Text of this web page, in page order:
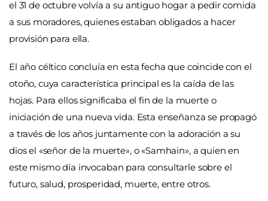
el 31 de octubre volvía a su antiguo hogar a pedir comida
a sus moradores, quienes estaban obligados a hacer
provisión para ella.
El año céltico concluía en esta fecha que coincide con el
otoño, cuya característica principal es la caída de las
hojas. Para ellos significaba el fin de la muerte o
iniciación de una nueva vida. Esta enseñanza se propagó
a través de los años juntamente con la adoración a su
dios el «señor de la muerte», o «Samhain», a quien en
este mismo día invocaban para consultarle sobre el
futuro, salud, prosperidad, muerte, entre otros.